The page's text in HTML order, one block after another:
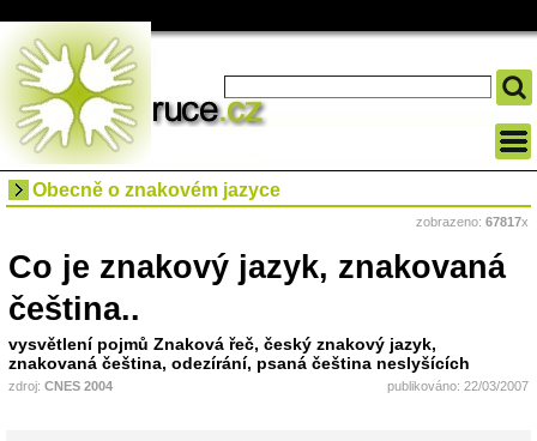
Obecně o znakovém jazyce
zobrazeno: 67817x
Co je znakový jazyk, znakovaná
čeština..
vysvětlení pojmů Znaková řeč, český znakový jazyk,
znakovaná čeština, odezírání, psaná čeština neslyšících
zdroj: CNES 2004 publikováno: 22/03/2007